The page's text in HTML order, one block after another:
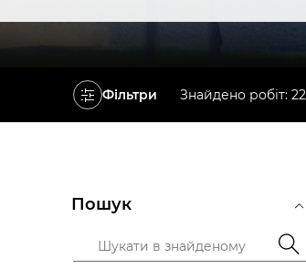
Фільтри Знайдено робіт: 22
Пошук